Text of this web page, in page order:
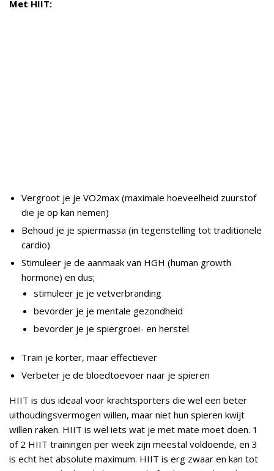
Met HIIT:
Vergroot je je VO2max (maximale hoeveelheid zuurstof
die je op kan nemen)
Behoud je je spiermassa (in tegenstelling tot traditionele
cardio)
Stimuleer je de aanmaak van HGH (human growth
hormone) en dus;
stimuleer je je vetverbranding
bevorder je je mentale gezondheid
bevorder je je spiergroei- en herstel
Train je korter, maar effectiever
Verbeter je de bloedtoevoer naar je spieren
HIIT is dus ideaal voor krachtsporters die wel een beter
uithoudingsvermogen willen, maar niet hun spieren kwijt
willen raken. HIIT is wel iets wat je met mate moet doen. 1
of 2 HIIT trainingen per week zijn meestal voldoende, en 3
is echt het absolute maximum. HIIT is erg zwaar en kan tot